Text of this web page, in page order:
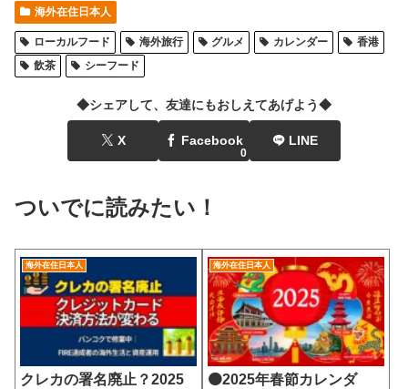
海外在住日本人
ローカルフード 海外旅行 グルメ カレンダー
香港
飲茶
シーフード
◆シェアして、友達にもおしえてあげよう◆
X Facebook
0
LINE
ついでに読みたい！
海外在住日本人
クレカの署名廃止？2025
海外在住日本人
🟠2025年春節カレンダ